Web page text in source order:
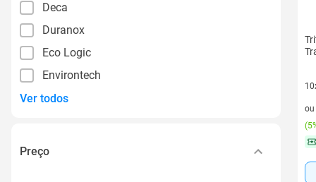
Deca
Duranox
Eco Logic
Environtech
Ver todos
Preço
ou
(